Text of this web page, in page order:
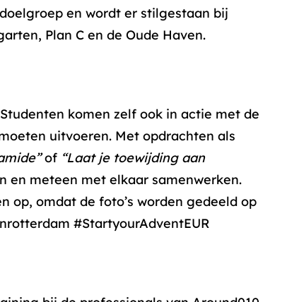
en wordt er stilgestaan bij
Plan C en de Oude Haven.
komen zelf ook in actie met de
uitvoeren. Met opdrachten als
of “Laat je toewijding aan
meteen met elkaar samenwerken.
op, omdat de foto’s worden gedeeld op
#StartyourAdventEUR